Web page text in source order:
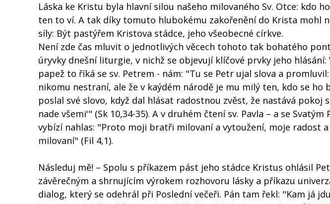
Láska ke Kristu byla hlavní silou našeho milovaného Sv. Otce: kdo
ten to ví. A tak díky tomuto hlubokému zakořenění do Krista mohl
síly: Být pastýřem Kristova stádce, jeho všeobecné církve.
Není zde čas mluvit o jednotlivých věcech tohoto tak bohatého
úryvky dnešní liturgie, v nichž se objevují klíčové prvky jeho hlásání:
papež to říká se sv. Petrem - nám: "Tu se Petr ujal slova a
nikomu nestraní, ale že v kaýdém národě je mu milý ten, kdo se ho
poslal své slovo, když dal hlásat radostnou zvěst, že nastává pokoj
nade všemi'" (Sk 10,34-35). A v druhém čtení sv. Pavla – a se
vybízí nahlas: "Proto moji bratři milovaní a vytoužení, moje radost
milovaní" (Fil 4,1).
Následuj mě! – Spolu s příkazem pást jeho stádce Kristus ohlásil
závěrečným a shrnujícím výrokem rozhovoru lásky a příkazu
dialog, který se odehrál při Poslední večeři. Pán tam řekl: "Kam já